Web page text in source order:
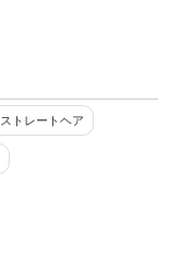
ストレートヘア